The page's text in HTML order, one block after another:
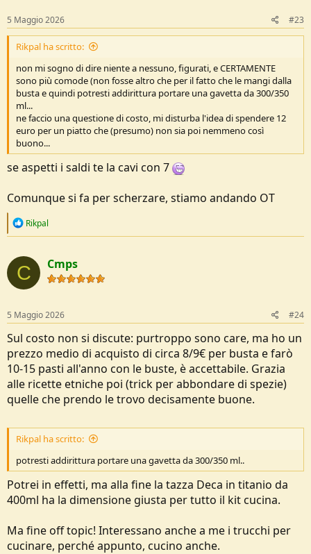
s
:
5 Maggio 2026 #23
Rikpal ha scritto:
non mi sogno di dire niente a nessuno, figurati, e CERTAMENTE
sono più comode (non fosse altro che per il fatto che le mangi dalla
busta e quindi potresti addirittura portare una gavetta da 300/350
ml...
ne faccio una questione di costo, mi disturba l'idea di spendere 12
euro per un piatto che (presumo) non sia poi nemmeno così
buono...
se aspetti i saldi te la cavi con 7
Comunque si fa per scherzare, stiamo andando OT
R
c
t
i
o
s
:
Rikpal
C Cmps
5 Maggio 2026 #24
Sul costo non si discute: purtroppo sono care, ma ho un
prezzo medio di acquisto di circa 8/9€ per busta e farò
10-15 pasti all'anno con le buste, è accettabile. Grazia
alle ricette etniche poi (trick per abbondare di spezie)
quelle che prendo le trovo decisamente buone.
Rikpal ha scritto:
potresti addirittura portare una gavetta da 300/350 ml..
Potrei in effetti, ma alla fine la tazza Deca in titanio da
400ml ha la dimensione giusta per tutto il kit cucina.
Ma fine off topic! Interessano anche a me i trucchi per
cucinare, perché appunto, cucino anche.